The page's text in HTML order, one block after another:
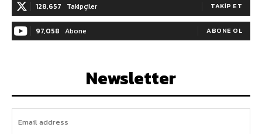
128,657 Takipçiler TAKIP ET
97,058 Abone ABONE OL
Newsletter